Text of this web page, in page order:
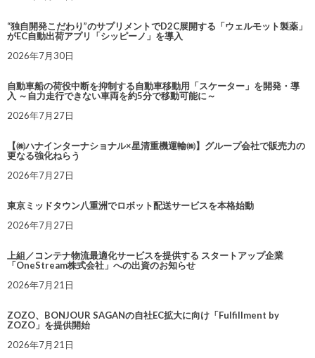
“独自開発こだわり”のサプリメントでD2C展開する「ウェルモット製薬」
がEC自動出荷アプリ「シッピーノ」を導入
2026年7月30日
自動車船の荷役中断を抑制する自動車移動用「スケーター」を開発・導
入 ～自力走行できない車両を約5分で移動可能に～
2026年7月27日
【㈱ハナインターナショナル×星清重機運輸㈱】グループ会社で販売力の
更なる強化ねらう
2026年7月27日
東京ミッドタウン八重洲でロボット配送サービスを本格始動
2026年7月27日
上組／コンテナ物流最適化サービスを提供する スタートアップ企業
「OneStream株式会社」への出資のお知らせ
2026年7月21日
ZOZO、BONJOUR SAGANの自社EC拡大に向け「Fulfillment by
ZOZO」を提供開始
2026年7月21日